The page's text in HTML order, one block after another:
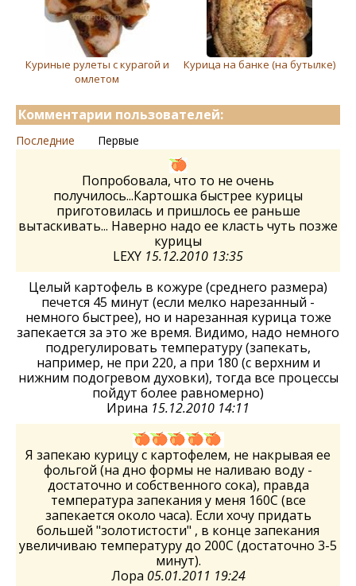
Куриные рулеты с курагой и
омлетом
Курица на банке (на бутылке)
Комментарии пользователей:
Последние Первые
Попробовала, что то не очень
получилось...Картошка быстрее курицы
приготовилась и пришлось ее раньше
вытаскивать... Наверно надо ее класть чуть позже
курицы
LEXY 15.12.2010 13:35
Целый картофель в кожуре (среднего размера)
печется 45 минут (если мелко нарезанный -
немного быстрее), но и нарезанная курица тоже
запекается за это же время. Видимо, надо немного
подрегулировать температуру (запекать,
например, не при 220, а при 180 (с верхним и
нижним подогревом духовки), тогда все процессы
пойдут более равномерно)
Ирина 15.12.2010 14:11
Я запекаю курицу с картофелем, не накрывая ее
фольгой (на дно формы не наливаю воду -
достаточно и собственного сока), правда
температура запекания у меня 160С (все
запекается около часа). Если хочу придать
большей "золотистости" , в конце запекания
увеличиваю температуру до 200С (достаточно 3-5
минут).
Лора 05.01.2011 19:24